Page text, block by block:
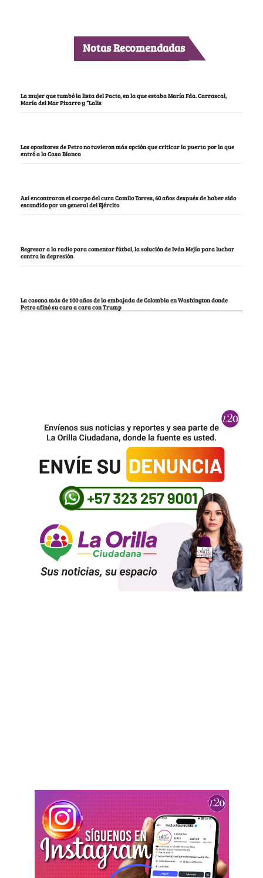
Notas Recomendadas
La mujer que tumbó la lista del Pacto, en la que estaba María Fda. Carrascal,
María del Mar Pizarro y “Lalis
Los opositores de Petro no tuvieron más opción que criticar la puerta por la que
entró a la Casa Blanca
Así encontraron el cuerpo del cura Camilo Torres, 60 años después de haber sido
escondido por un general del Ejército
Regresar a la radio para comentar fútbol, la solución de Iván Mejía para luchar
contra la depresión
La casona más de 100 años de la embajada de Colombia en Washington donde
Petro afinó su cara a cara con Trump